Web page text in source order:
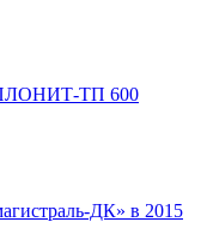
ТП 600
ДК» в 2015